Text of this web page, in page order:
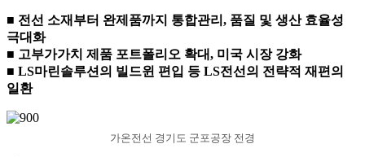
■ 전선 소재부터 완제품까지 통합관리, 품질 및 생산 효율성
극대화
■ 고부가가치 제품 포트폴리오 확대, 미국 시장 강화
■ LS마린솔루션의 빌드윈 편입 등 LS전선의 전략적 재편의
일환
가온전선 경기도 군포공장 전경